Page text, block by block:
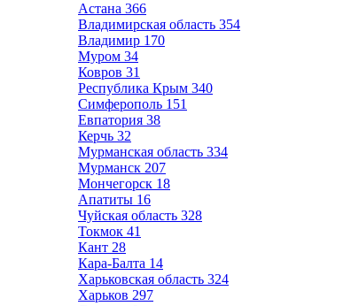
Астана 366
Владимирская область 354
Владимир 170
Муром 34
Ковров 31
Республика Крым 340
Симферополь 151
Евпатория 38
Керчь 32
Мурманская область 334
Мурманск 207
Мончегорск 18
Апатиты 16
Чуйская область 328
Токмок 41
Кант 28
Кара-Балта 14
Харьковская область 324
Харьков 297